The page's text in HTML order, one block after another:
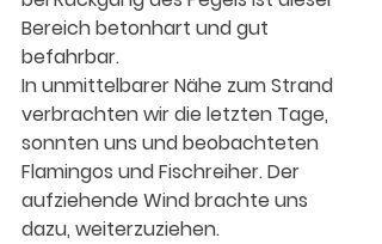
Bereich betonhart und gut
befahrbar.
In unmittelbarer Nähe zum Strand
verbrachten wir die letzten Tage,
sonnten uns und beobachteten
Flamingos und Fischreiher. Der
aufziehende Wind brachte uns
dazu, weiterzuziehen.